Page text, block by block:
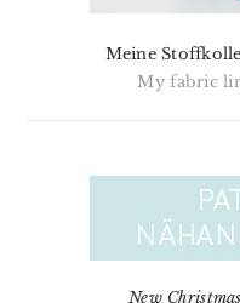
Meine
My fabric
New